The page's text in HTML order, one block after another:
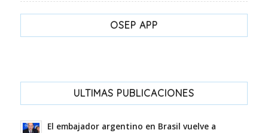
OSEP APP
ULTIMAS PUBLICACIONES
El embajador argentino en Brasil vuelve a